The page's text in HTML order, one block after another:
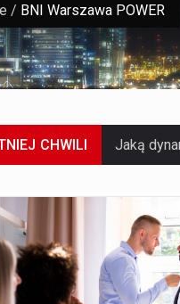
/ BNI Warszawa POWER
CHWILI